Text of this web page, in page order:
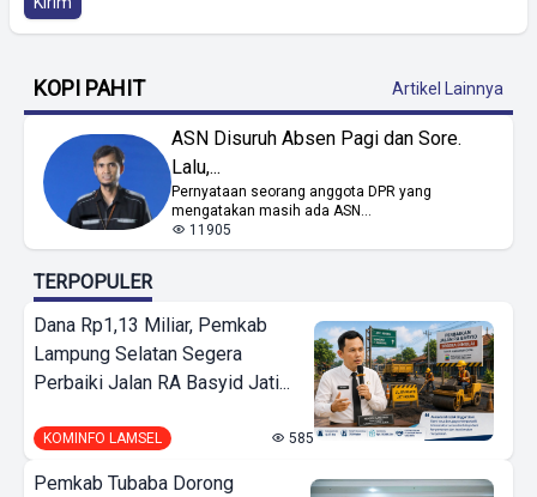
KOPI PAHIT Artikel Lainnya
ASN Disuruh Absen Pagi dan Sore.
Lalu,...
Pernyataan seorang anggota DPR yang
mengatakan masih ada ASN...
11905
TERPOPULER
Dana Rp1,13 Miliar, Pemkab
Lampung Selatan Segera
Perbaiki Jalan RA Basyid Jati...
KOMINFO LAMSEL 585
Pemkab Tubaba Dorong